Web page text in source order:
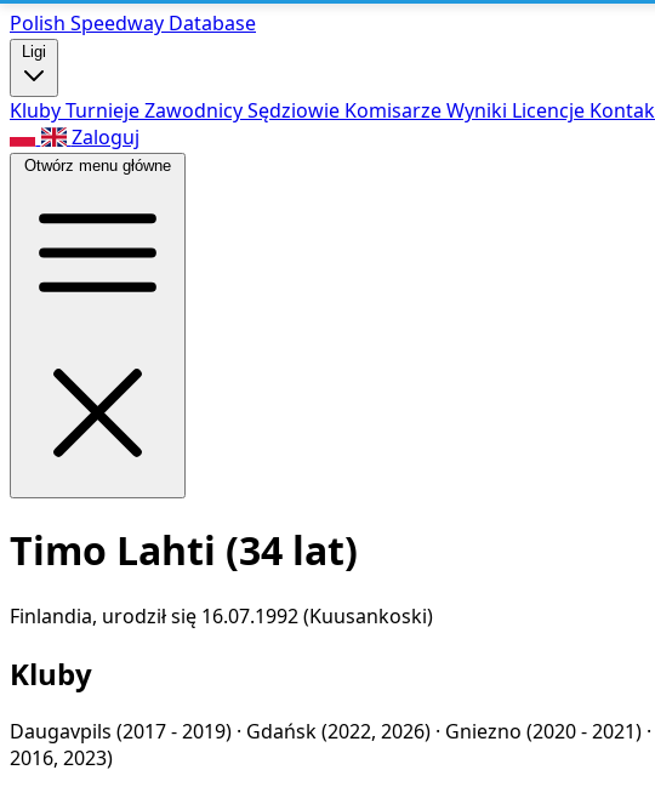
Polish Speedway Database
Ligi
KlubyTurniejeZawodnicySędziowie KomisarzeWyniki Licencje
Zaloguj
Otwórz menu główne
Timo Lahti (34 lat)
Finlandia, urodził się 16.07.1992 (Kuusankoski)
Kluby
Daugavpils (2017 - 2019) · Gdańsk(2022, 2026) · Gniezno (2020 - 2021) ·
2016, 2023)